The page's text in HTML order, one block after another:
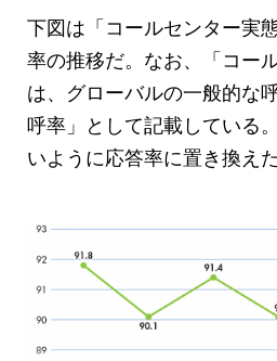
下図は「コールセンター実
率の推移だ。なお、「コー
は、グローバルの一般的な
呼率」として記載している
いように応答率に置き換えた